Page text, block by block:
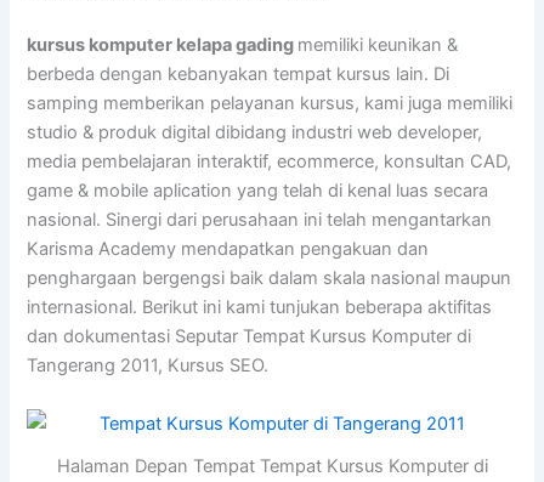
kursus komputer kelapa gading memiliki keunikan &
berbeda dengan kebanyakan tempat kursus lain. Di
samping memberikan pelayanan kursus, kami juga memiliki
studio & produk digital dibidang industri web developer,
media pembelajaran interaktif, ecommerce, konsultan CAD,
game & mobile aplication yang telah di kenal luas secara
nasional. Sinergi dari perusahaan ini telah mengantarkan
Karisma Academy mendapatkan pengakuan dan
penghargaan bergengsi baik dalam skala nasional maupun
internasional. Berikut ini kami tunjukan beberapa aktifitas
dan dokumentasi Seputar Tempat Kursus Komputer di
Tangerang 2011, Kursus SEO.
Halaman Depan Tempat Tempat Kursus Komputer di